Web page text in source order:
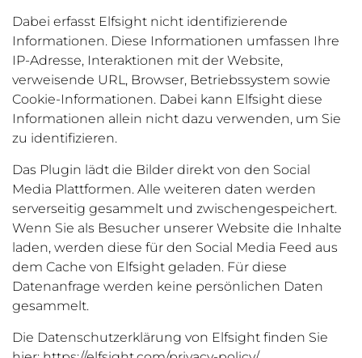
Dabei erfasst Elfsight nicht identifizierende
Informationen. Diese Informationen umfassen Ihre
IP-Adresse, Interaktionen mit der Website,
verweisende URL, Browser, Betriebssystem sowie
Cookie-Informationen. Dabei kann Elfsight diese
Informationen allein nicht dazu verwenden, um Sie
zu identifizieren.
Das Plugin lädt die Bilder direkt von den Social
Media Plattformen. Alle weiteren daten werden
serverseitig gesammelt und zwischengespeichert.
Wenn Sie als Besucher unserer Website die Inhalte
laden, werden diese für den Social Media Feed aus
dem Cache von Elfsight geladen. Für diese
Datenanfrage werden keine persönlichen Daten
gesammelt.
Die Datenschutzerklärung von Elfsight finden Sie